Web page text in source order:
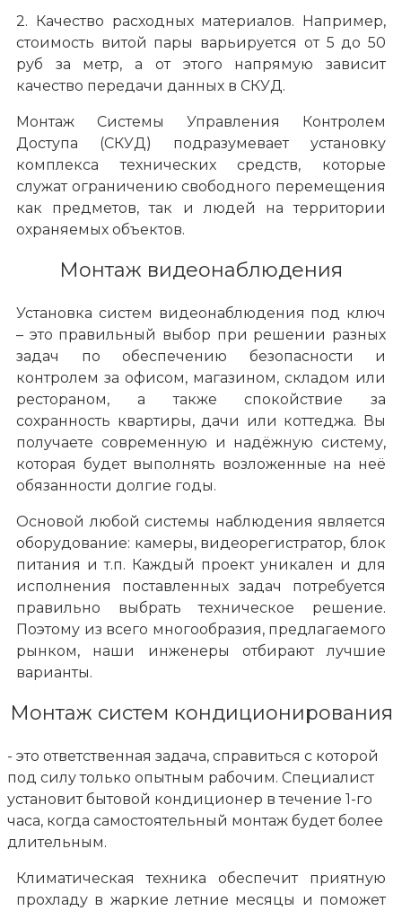
2. Качество расходных материалов. Например,
стоимость витой пары варьируется от 5 до 50
руб за метр, а от этого напрямую зависит
качество передачи данных в СКУД.
Монтаж Системы Управления Контролем
Доступа (СКУД) подразумевает установку
комплекса технических средств, которые
служат ограничению свободного перемещения
как предметов, так и людей на территории
охраняемых объектов.
Монтаж видеонаблюдения
Установка систем видеонаблюдения под ключ
– это правильный выбор при решении разных
задач по обеспечению безопасности и
контролем за офисом, магазином, складом или
рестораном, а также спокойствие за
сохранность квартиры, дачи или коттеджа. Вы
получаете современную и надёжную систему,
которая будет выполнять возложенные на неё
обязанности долгие годы.
Основой любой системы наблюдения является
оборудование: камеры, видеорегистратор, блок
питания и т.п. Каждый проект уникален и для
исполнения поставленных задач потребуется
правильно выбрать техническое решение.
Поэтому из всего многообразия, предлагаемого
рынком, наши инженеры отбирают лучшие
варианты.
Монтаж систем кондиционирования
- это ответственная задача, справиться с которой
под силу только опытным рабочим. Специалист
установит бытовой кондиционер в течение 1-го
часа, когда самостоятельный монтаж будет более
длительным.
Климатическая техника обеспечит приятную
прохладу в жаркие летние месяцы и поможет